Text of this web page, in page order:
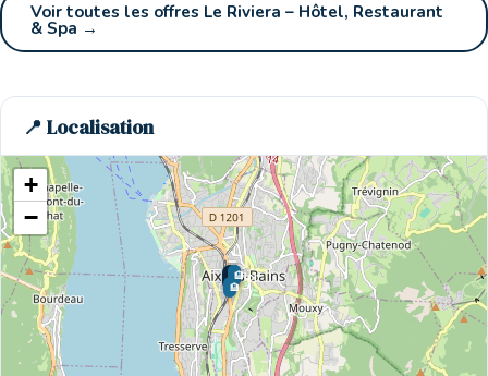
Voir toutes les offres Le Riviera – Hôtel, Restaurant
& Spa →
📍 Localisation
🌊 Ici
🏨
🏨
🏨
🏨
🏨
+
−